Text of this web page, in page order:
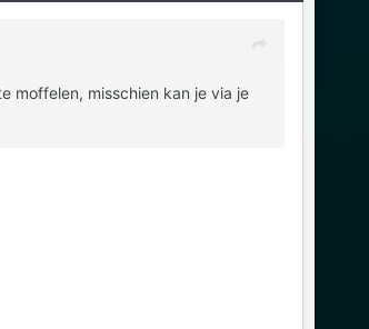
moffelen, misschien kan je via je